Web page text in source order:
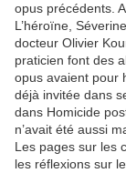
opus précédents.
L’héroïne,
docteur Olivier
praticien font des
opus avaient pour
déjà invitée dans
dans Homicide
n’avait été aussi
Les pages sur les
les réflexions sur